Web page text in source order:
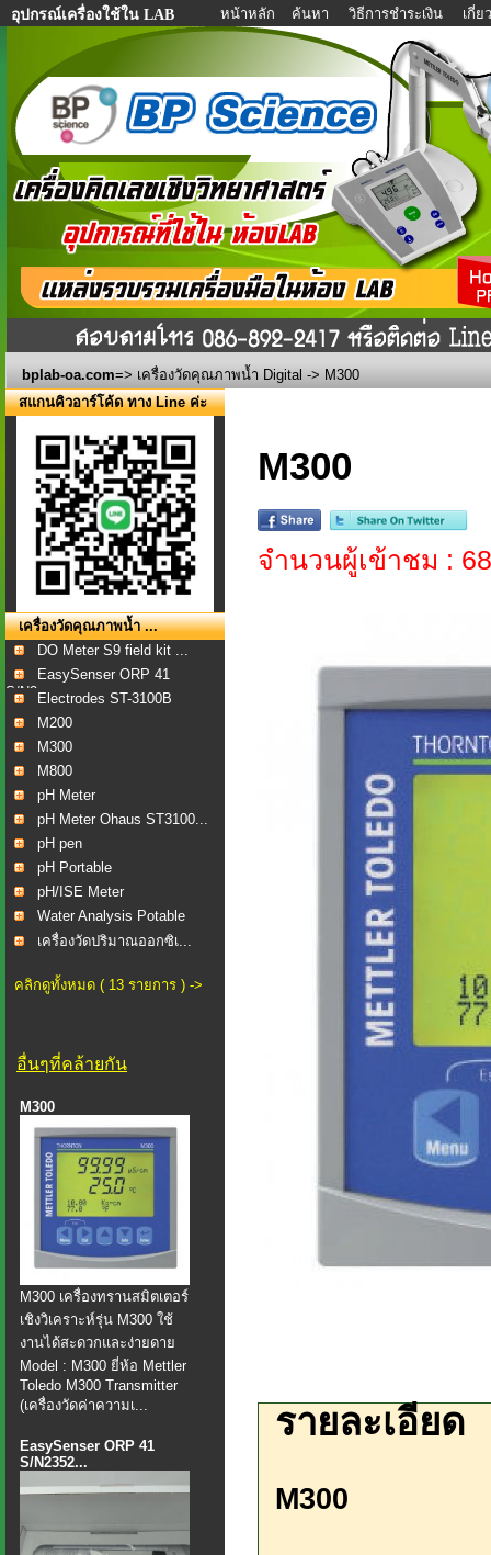
อุปกรณ์เครื่องใช้ใน LAB หน้าหลัก ค้นหา วิธีการชำระเงิน เกี่ย
bplab-oa.com=> เครื่องวัดคุณภาพน้ำ Digital -> M300
สแกนคิวอาร์โค้ด ทาง Line ค่ะ
เครื่องวัดคุณภาพน้ำ ...
DO Meter S9 field kit ...
EasySenser ORP 41
S/N2...Electrodes ST-3100B
M200
M300
M800
pH Meter
pH Meter Ohaus ST3100...
pH pen
pH Portable
pH/ISE Meter
Water Analysis Potable
เครื่องวัดปริมาณออกซิเ...
คลิกดูทั้งหมด ( 13 รายการ ) ->
อื่นๆที่คล้ายกัน
M300
M300 เครื่องทรานสมิตเตอร์
เชิงวิเคราะห์รุ่น M300 ใช้
งานได้สะดวกและง่ายดาย
Model : M300 ยี่ห้อ Mettler
Toledo M300 Transmitter
(เครื่องวัดค่าความเ...
EasySenser ORP 41
S/N2352...
M300
จำนวนผู้เข้าชม :
รายละเอียด
M300